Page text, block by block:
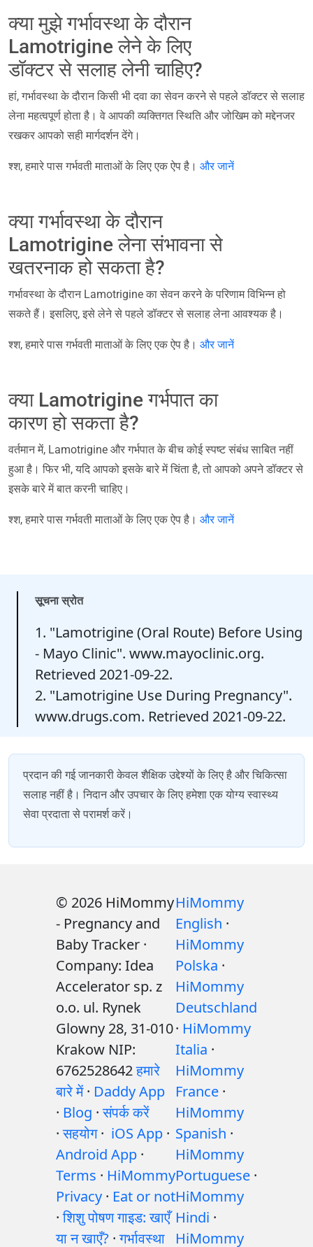
क्या मुझे गर्भावस्था के दौरान
Lamotrigine लेने के लिए
डॉक्टर से सलाह लेनी चाहिए?
हां, गर्भावस्था के दौरान किसी भी दवा का सेवन करने से पहले डॉक्टर से सलाह
लेना महत्वपूर्ण होता है। वे आपकी व्यक्तिगत स्थिति और जोखिम को मद्देनजर
रखकर आपको सही मार्गदर्शन देंगे।
श्श, हमारे पास गर्भवती माताओं के लिए एक ऐप है। और जानें
क्या गर्भावस्था के दौरान
Lamotrigine लेना संभावना से
खतरनाक हो सकता है?
गर्भावस्था के दौरान Lamotrigine का सेवन करने के परिणाम विभिन्न हो
सकते हैं। इसलिए, इसे लेने से पहले डॉक्टर से सलाह लेना आवश्यक है।
श्श, हमारे पास गर्भवती माताओं के लिए एक ऐप है। और जानें
क्या Lamotrigine गर्भपात का
कारण हो सकता है?
वर्तमान में, Lamotrigine और गर्भपात के बीच कोई स्पष्ट संबंध साबित नहीं
हुआ है। फिर भी, यदि आपको इसके बारे में चिंता है, तो आपको अपने डॉक्टर से
इसके बारे में बात करनी चाहिए।
श्श, हमारे पास गर्भवती माताओं के लिए एक ऐप है। और जानें
सूचना स्रोत
1. "Lamotrigine (Oral Route) Before Using
- Mayo Clinic". www.mayoclinic.org.
Retrieved 2021-09-22.
2. "Lamotrigine Use During Pregnancy".
www.drugs.com. Retrieved 2021-09-22.
प्रदान की गई जानकारी केवल शैक्षिक उद्देश्यों के लिए है और चिकित्सा
सलाह नहीं है। निदान और उपचार के लिए हमेशा एक योग्य स्वास्थ्य
सेवा प्रदाता से परामर्श करें।
© 2026 HiMommy
- Pregnancy and
Baby Tracker ·
Company: Idea
Accelerator sp. z
o.o. ul. Rynek
Glowny 28, 31-010
Krakow NIP:
6762528642हमारे
बारे में· Daddy App
· Blog ·संपर्क करें
·सहयोग· iOS App ·
Android App ·
Terms · HiMommy
Privacy · Eat or not
·शिशु पोषण गाइड: खाएँ
या न खाएँ? ·गर्भावस्था
HiMommy
English ·
HiMommy
Polska ·
HiMommy
Deutschland
· HiMommy
Italia ·
HiMommy
France ·
HiMommy
Spanish ·
HiMommy
Portuguese ·
HiMommy
Hindi ·
HiMommy